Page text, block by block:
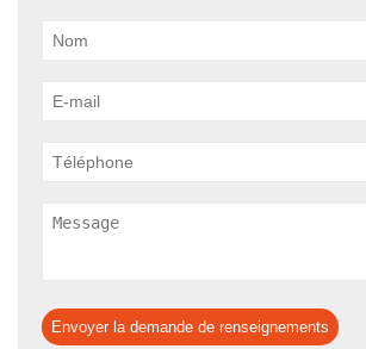
Envoyer la demande de renseignements